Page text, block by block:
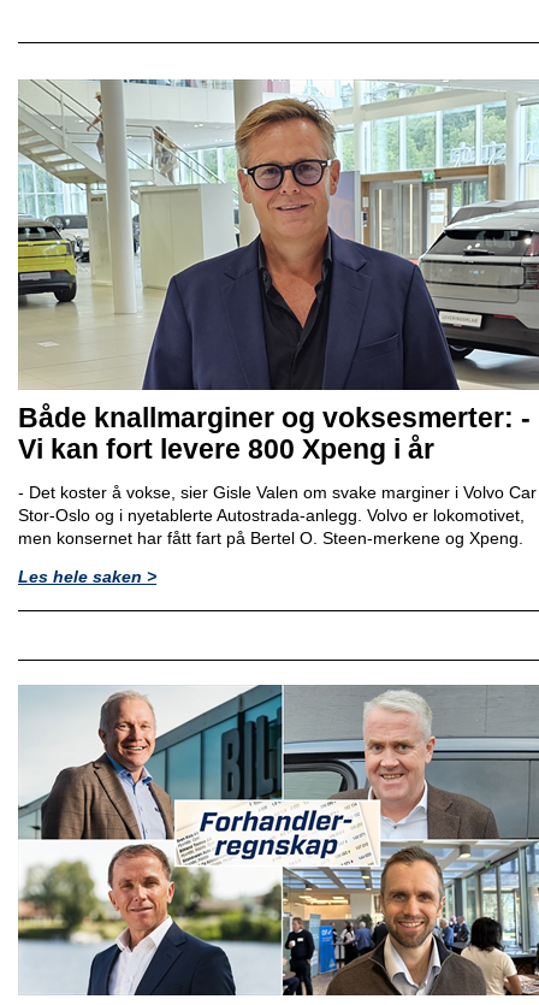
Både knallmarginer og voksesmerter: -
Vi kan fort levere 800 Xpeng i år
- Det koster å vokse, sier Gisle Valen om svake marginer i Volvo Car
Stor-Oslo og i nyetablerte Autostrada-anlegg. Volvo er lokomotivet,
men konsernet har fått fart på Bertel O. Steen-merkene og Xpeng.
Les hele saken >